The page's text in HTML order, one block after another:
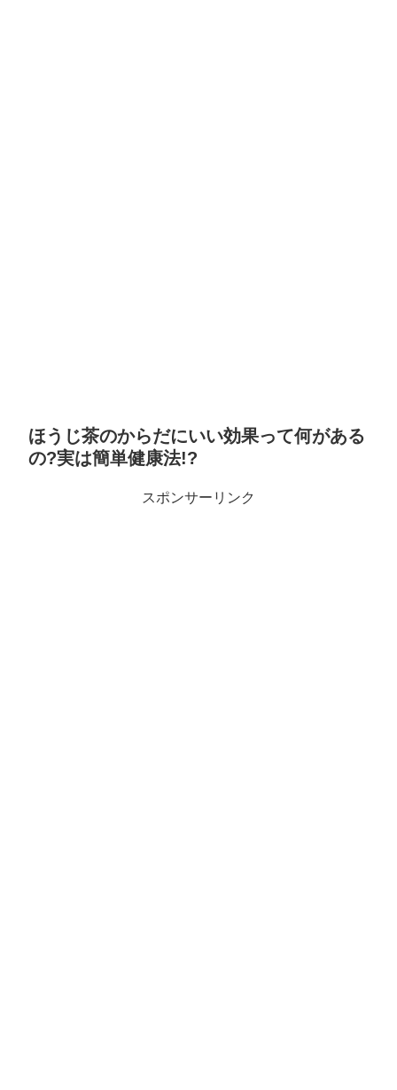
ほうじ茶のからだにいい効果って何がある
の?実は簡単健康法!?
スポンサーリンク